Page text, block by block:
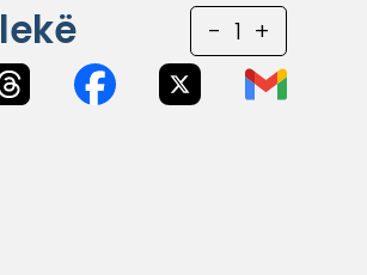
lekë - 1 +